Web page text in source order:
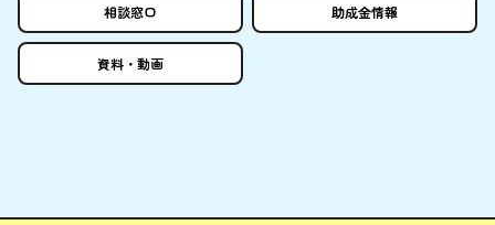
相談窓口 助成金情報
資料 ・ 動画